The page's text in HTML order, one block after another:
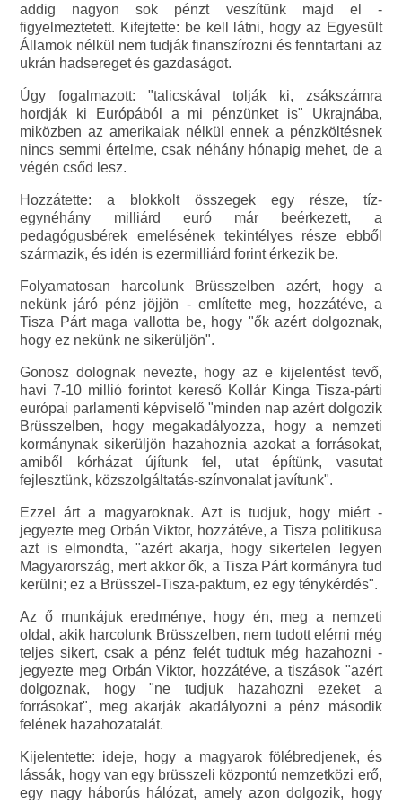
addig nagyon sok pénzt veszítünk majd el -
figyelmeztetett. Kifejtette: be kell látni, hogy az Egyesült
Államok nélkül nem tudják finanszírozni és fenntartani az
ukrán hadsereget és gazdaságot.
Úgy fogalmazott: "talicskával tolják ki, zsákszámra
hordják ki Európából a mi pénzünket is" Ukrajnába,
miközben az amerikaiak nélkül ennek a pénzköltésnek
nincs semmi értelme, csak néhány hónapig mehet, de a
végén csőd lesz.
Hozzátette: a blokkolt összegek egy része, tíz-
egynéhány milliárd euró már beérkezett, a
pedagógusbérek emelésének tekintélyes része ebből
származik, és idén is ezermilliárd forint érkezik be.
Folyamatosan harcolunk Brüsszelben azért, hogy a
nekünk járó pénz jöjjön - említette meg, hozzátéve, a
Tisza Párt maga vallotta be, hogy "ők azért dolgoznak,
hogy ez nekünk ne sikerüljön".
Gonosz dolognak nevezte, hogy az e kijelentést tevő,
havi 7-10 millió forintot kereső Kollár Kinga Tisza-párti
európai parlamenti képviselő "minden nap azért dolgozik
Brüsszelben, hogy megakadályozza, hogy a nemzeti
kormánynak sikerüljön hazahoznia azokat a forrásokat,
amiből kórházat újítunk fel, utat építünk, vasutat
fejlesztünk, közszolgáltatás-színvonalat javítunk".
Ezzel árt a magyaroknak. Azt is tudjuk, hogy miért -
jegyezte meg Orbán Viktor, hozzátéve, a Tisza politikusa
azt is elmondta, "azért akarja, hogy sikertelen legyen
Magyarország, mert akkor ők, a Tisza Párt kormányra tud
kerülni; ez a Brüsszel-Tisza-paktum, ez egy ténykérdés".
Az ő munkájuk eredménye, hogy én, meg a nemzeti
oldal, akik harcolunk Brüsszelben, nem tudott elérni még
teljes sikert, csak a pénz felét tudtuk még hazahozni -
jegyezte meg Orbán Viktor, hozzátéve, a tiszások "azért
dolgoznak, hogy "ne tudjuk hazahozni ezeket a
forrásokat", meg akarják akadályozni a pénz második
felének hazahozatalát.
Kijelentette: ideje, hogy a magyarok fölébredjenek, és
lássák, hogy van egy brüsszeli központú nemzetközi erő,
egy nagy háborús hálózat, amely azon dolgozik, hogy